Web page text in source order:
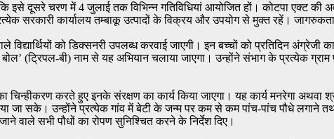
इसे दूसरे चरण में 4 जुलाई तक विभिन्न गतिविधियां आयोजित हों। कोटपा एक्ट
सरकारी कार्यालय तम्बाकू उत्पादों के विक्रय और उपयोग से मुक्त रहें।
को डिक्सनरी उपलब्ध करवाई जाएगी। इन बच्चों को प्रतिदिन अंग्रेजी
(ट्रिपल-बी) नाम से यह अभियान चलाया जाएगा। उन्होंने संभाग के प्रत्येक
करते हुए इनके संरक्षण का कार्य किया जाएगा। यह कार्य मनरेगा अथवा
जा सके। उन्होंने प्रत्येक गांव में बेटी के जन्म पर कम से कम पांच-पांच पौधे लगाने
वाले सभी पौधों का रोपण सुनिश्चित करने के निर्देश दिए।